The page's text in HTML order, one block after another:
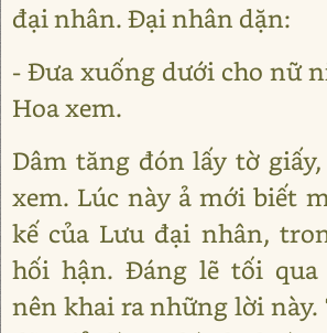
đại nhân. Đại nhân dặn:
- Đưa xuống dưới cho nữ
Hoa xem.
Dâm tăng đón lấy tờ
xem. Lúc này ả mới biết
kế của Lưu đại nhân,
hối hận. Đáng lẽ tối
nên khai ra những lời này.